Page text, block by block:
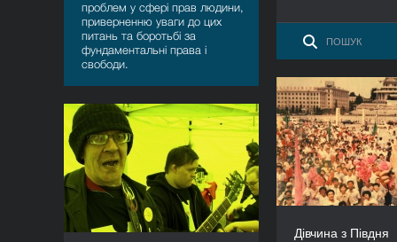
проблем у сфері прав людини,
приверненню уваги до цих
питань та боротьбі за
фундаментальні права і
свободи.
Дівчина з Півдня
Синдром панка
2012
КРАЇНА
Фінляндія
РЕЖИСЕР(К)И